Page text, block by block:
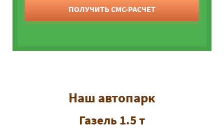
ПОЛУЧИТЬ СМС-РАСЧЕТ
Наш автопарк
Газель 1.5 т